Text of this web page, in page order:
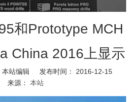
和Prototype MCH
China 2016上显示
站编辑 发布时间： 2016-12-15
来源： 本站